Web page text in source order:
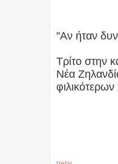
"Αν ήταν
Τρίτο στην
Νέα